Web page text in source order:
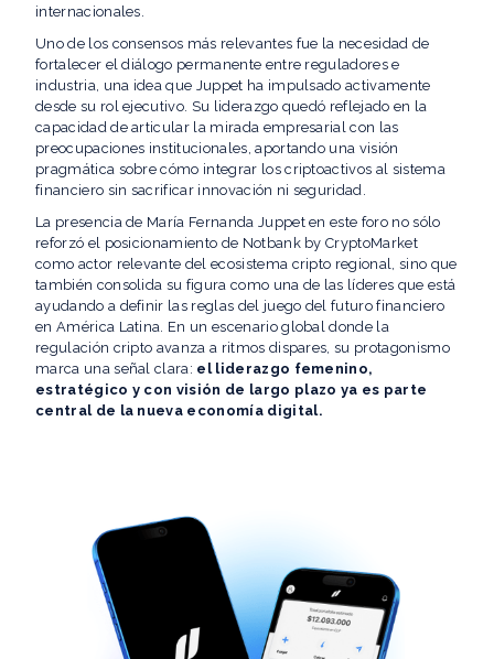
internacionales.
Uno de los consensos más relevantes fue la necesidad de
fortalecer el diálogo permanente entre reguladores e
industria, una idea que Juppet ha impulsado activamente
desde su rol ejecutivo. Su liderazgo quedó reflejado en la
capacidad de articular la mirada empresarial con las
preocupaciones institucionales, aportando una visión
pragmática sobre cómo integrar los criptoactivos al sistema
financiero sin sacrificar innovación ni seguridad.
La presencia de María Fernanda Juppet en este foro no sólo
reforzó el posicionamiento de Notbank by CryptoMarket
como actor relevante del ecosistema cripto regional, sino que
también consolida su figura como una de las líderes que está
ayudando a definir las reglas del juego del futuro financiero
en América Latina. En un escenario global donde la
regulación cripto avanza a ritmos dispares, su protagonismo
marca una señal clara: el liderazgo femenino,
estratégico y con visión de largo plazo ya es parte
central de la nueva economía digital.